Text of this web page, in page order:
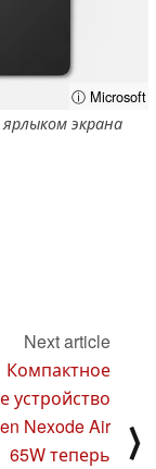
ⓘ Microsoft
экрана
Next article
Компактное
устройство
Nexode Air
65W теперь
⟩